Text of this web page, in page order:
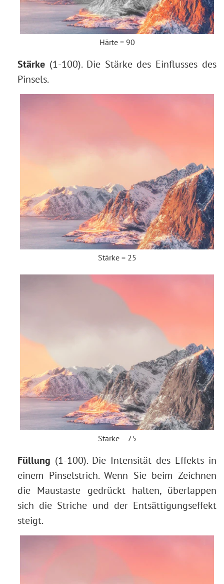
Härte = 90
Stärke (1-100). Die Stärke des Einflusses des
Pinsels.
Stärke = 25
Stärke = 75
Füllung (1-100). Die Intensität des Effekts in
einem Pinselstrich. Wenn Sie beim Zeichnen
die Maustaste gedrückt halten, überlappen
sich die Striche und der Entsättigungseffekt
steigt.